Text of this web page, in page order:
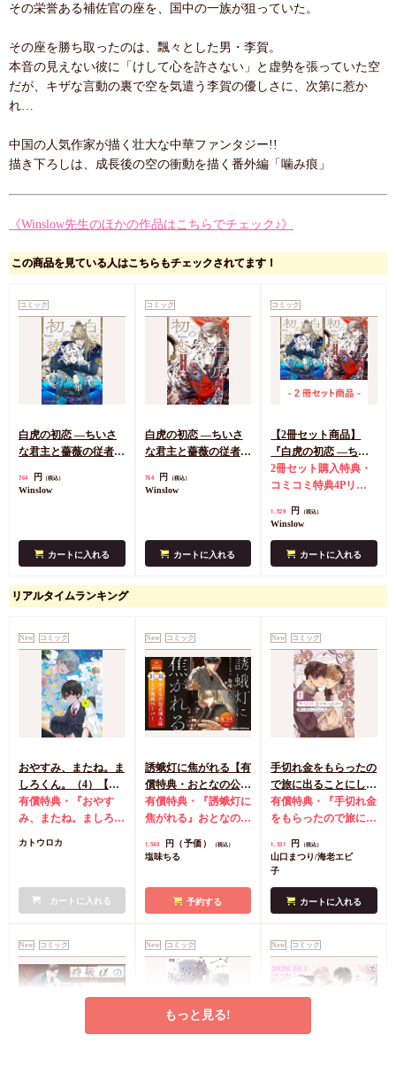
その栄誉ある補佐官の座を、国中の一族が狙っていた。
その座を勝ち取ったのは、飄々とした男・李賀。
本音の見えない彼に「けして心を許さない」と虚勢を張っていた空
だが、キザな言動の裏で空を気遣う李賀の優しさに、次第に惹か
れ…
中国の人気作家が描く壮大な中華ファンタジー!!
描き下ろしは、成長後の空の衝動を描く番外編「噛み痕」
《Winslow先生のほかの作品はこちらでチェック♪》
この商品を見ている人はこちらもチェックされてます！
コミック
白虎の初恋 ―ちいさ
な君主と薔薇の従者
764 円 （税込）
Winslow
カートに入れる
コミック
白虎の初恋 ―ちいさ
な君主と薔薇の従者
764 円 （税込）
Winslow
カートに入れる
コミック
【2冊セット商品】
『白虎の初恋 ―ちい
さな君主と薔薇の従者
―（上）＋（下）』
2冊セット購入特典・
コミコミ特典4Pリー
1,529 円 （税込）
Winslow
カートに入れる
リアルタイムランキング
New コミック
おやすみ、またね。ま
しろくん。（4）【有
償特典・おとなの公式
同人誌】【8/7締切！
有償特典・『おやす
み、またね。ましろく
店舗共通特典ペーパー
初版限定カメラロール
カトウロカ
カートに入れる
New コミック
誘蛾灯に焦がれる【有
償特典・おとなの公式
同人誌】
有償特典・『誘蛾灯に
焦がれる』おとなの公
典漫画ペーパー
1,540 円（予価） （税込）
塩味ちる
予約する
New コミック
手切れ金をもらったの
で旅に出ることにした
（1）【有償特典・漫
画＆SS小冊子】
有償特典・『手切れ金
をもらったので旅に出
漫画＆SS12P小冊子
ミコミ特典漫画＆SS
リーフレット 店舗共
通特典マンガカード
1,331 円 （税込）
山口まつり/海老エビ
子
カートに入れる
New コミック New コミック New コミック
もっと見る!